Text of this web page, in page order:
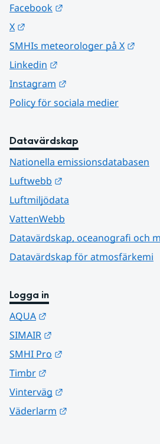
Facebook
X
SMHIs meteorologer på X
Linkedin
Instagram
Policy för sociala medier
Datavärdskap
Nationella emissionsdatabasen
Luftwebb
Luftmiljödata
VattenWebb
Datavärdskap, oceanografi och
Datavärdskap för atmosfärkemi
Logga in
AQUA
SIMAIR
SMHI Pro
Timbr
Vinterväg
Väderlarm